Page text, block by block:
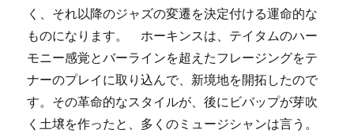
く、それ以降のジャズの変遷を決定付ける運命的な
ものになります。 ホーキンスは、テイタムのハー
モニー感覚とバーラインを超えたフレージングをテ
ナーのプレイに取り込んで、新境地を開拓したので
す。その革命的なスタイルが、後にビバップが芽吹
く土壌を作ったと、多くのミュージシャンは言う。